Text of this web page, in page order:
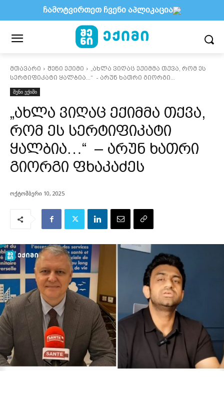
მთავარი შენი ექიმი
„ახლა ვიღაც ექიმმა თქვა, რომ ეს
სერტიფიკატი ყალბია...“ - არუნ ხათრი გიორგი...
შენი ექიმი
„ახლა ვიღაც ექიმმა თქვა,
რომ ეს სერტიფიკატი
ყალბია…“ – არუნ ხათრი
გიორგი ფხაკაძეს
ოქტომბერი 10, 2025
ჩამოტვირთეთ ჩვენი აპლიკაცია